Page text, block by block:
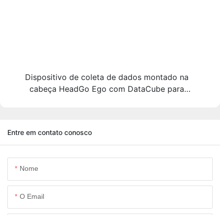
Dispositivo de coleta de dados montado na
cabeça HeadGo Ego com DataCube para
Entre em contato conosco
Nome
O Email